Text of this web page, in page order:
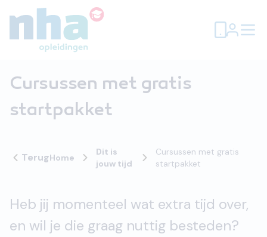
Cursussen met gratis
startpakket
TerugHome
Dit is
jouw tijd
Cursussen met gratis
startpakket
Heb jij momenteel wat extra tijd over,
en wil je die graag nuttig besteden?